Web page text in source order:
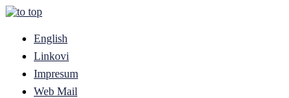
English
Linkovi
Impresum
Web Mail